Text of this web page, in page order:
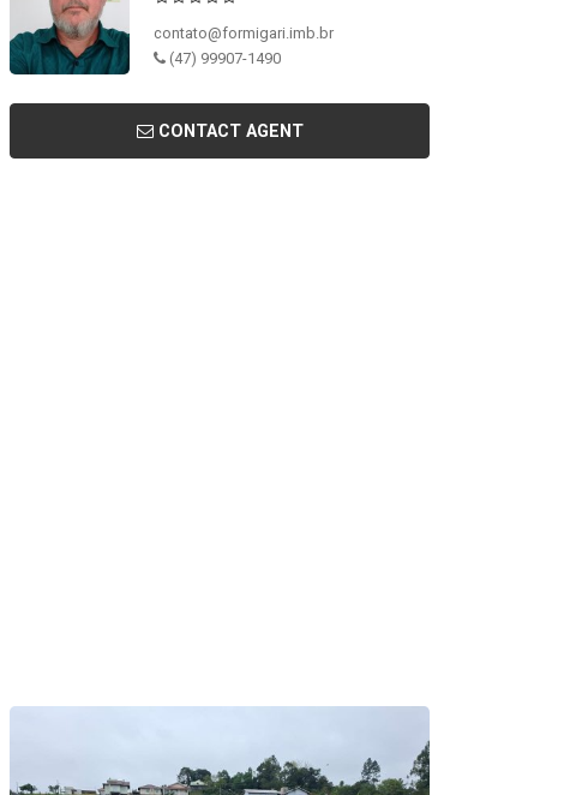
contato@formigari.imb.br
(47) 99907-1490
CONTACT AGENT